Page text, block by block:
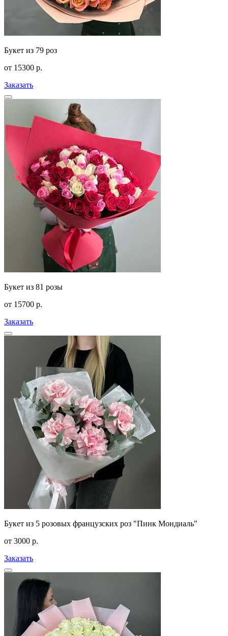
Букет из 79 роз
от 15300 р.
Заказать
Букет из 81 розы
от 15700 р.
Заказать
Букет из 5 розовых французских роз "Пинк Мондиаль"
от 3000 р.
Заказать